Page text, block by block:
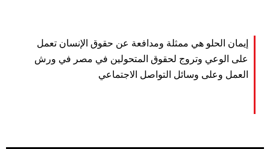
إيمان الحلو هي ممثلة ومدافعة عن حقوق الإنسان تعمل
على الوعي وتروج لحقوق المتحولين في مصر في ورش
العمل وعلى وسائل التواصل الاجتماعي